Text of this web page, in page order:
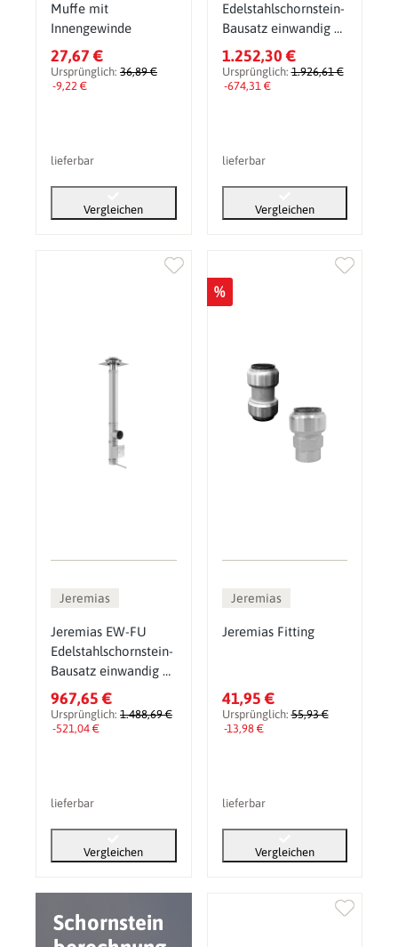
Schornstein
Muffe mit
Innengewinde
27,67 €
Ursprünglich: 36,89 €
-9,22 €
lieferbar
Vergleichen
Edelstahlschornstein-
Bausatz einwandig Ø
300 mm
1.252,30 €
Ursprünglich:1.926,61 €
-674,31 €
lieferbar
Vergleichen
Jeremias
Jeremias EW-FU
Edelstahlschornstein-
Bausatz einwandig Ø
200 mm
967,65 €
Ursprünglich: 1.488,69 €
-521,04 €
lieferbar
Vergleichen
%
Jeremias
Jeremias Fitting
41,95 €
Ursprünglich:55,93 €
-13,98 €
lieferbar
Vergleichen